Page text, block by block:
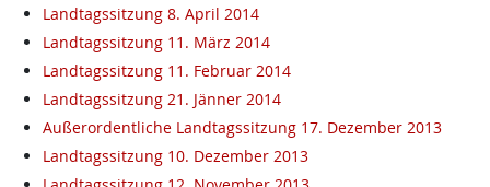
Landtagssitzung 8. April 2014
Landtagssitzung 11. März 2014
Landtagssitzung 11. Februar 2014
Landtagssitzung 21. Jänner 2014
Außerordentliche Landtagssitzung 17. Dezember 2013
Landtagssitzung 10. Dezember 2013